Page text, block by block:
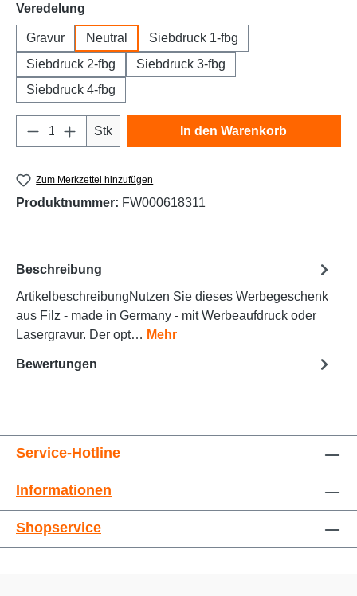
Veredelung
Gravur Neutral
Siebdruck 1-fbg
Siebdruck 2-fbg
Siebdruck 3-fbg
Siebdruck 4-fbg
Produkt Anzahl: Gib den gewünschten
Stk In den Warenkorb
Zum Merkzettel hinzufügen
Produktnummer: FW000618311
Beschreibung
ArtikelbeschreibungNutzen Sie dieses Werbegeschenk
aus Filz - made in Germany - mit Werbeaufdruck oder
Lasergravur. Der opt… Mehr
Bewertungen
Service-Hotline
Informationen
Shopservice
Animationen stoppen Überschriften hervorheben
Großer Cursor